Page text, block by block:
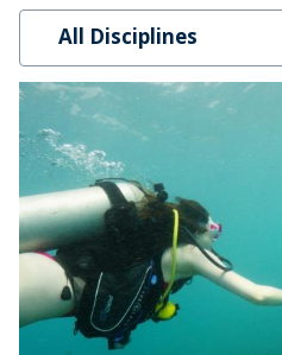
All Disciplines